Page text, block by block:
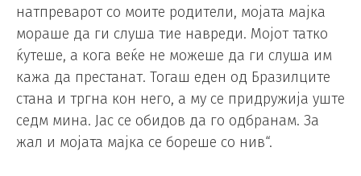
натпреварот со моите родители, мојата мајка
мораше да ги слуша тие навреди. Мојот татко
ќутеше, а кога веќе не можеше да ги слуша им
кажа да престанат. Тогаш еден од Бразилците
стана и тргна кон него, а му се придружија уште
седм мина. Јас се обидов да го одбранам. За
жал и мојата мајка се бореше со нив“.